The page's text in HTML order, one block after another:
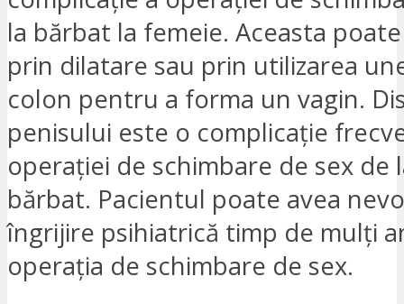
la bărbat la femeie. Aceasta
prin dilatare sau prin utilizarea
colon pentru a forma un vagin.
penisului este o complicație
operației de schimbare de sex de
bărbat. Pacientul poate avea
îngrijire psihiatrică timp de mulți
operația de schimbare de sex.